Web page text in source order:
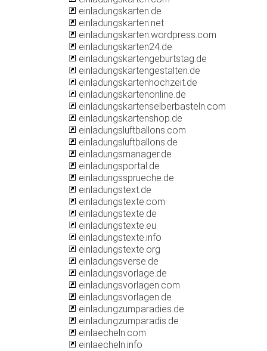
einladungskarten.de
einladungskarten.net
einladungskarten.wordpress.com
einladungskarten24.de
einladungskartengeburtstag.de
einladungskartengestalten.de
einladungskartenhochzeit.de
einladungskartenonline.de
einladungskartenselberbasteln.com
einladungskartenshop.de
einladungsluftballons.com
einladungsluftballons.de
einladungsmanager.de
einladungsportal.de
einladungssprueche.de
einladungstext.de
einladungstexte.com
einladungstexte.de
einladungstexte.eu
einladungstexte.info
einladungstexte.org
einladungsverse.de
einladungsvorlage.de
einladungsvorlagen.com
einladungsvorlagen.de
einladungzumparadies.de
einladungzumparadis.de
einlaecheln.com
einlaecheln.info